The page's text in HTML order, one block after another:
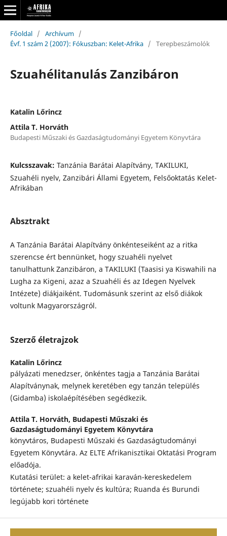
Főoldal / Archívum /
Évf. 1 szám 2 (2007): Fókuszban: Kelet-Afrika / Terepbeszámolók
Szuahélitanulás Zanzibáron
Katalin Lőrincz
Attila T. Horváth
Budapesti Műszaki és Gazdaságtudományi Egyetem Könyvtára
Kulcsszavak: Tanzánia Barátai Alapítvány, TAKILUKI,
Szuahéli nyelv, Zanzibári Állami Egyetem, Felsőoktatás Kelet-
Afrikában
Absztrakt
A Tanzánia Barátai Alapítvány önkénteseiként az a ritka
szerencse ért bennünket, hogy szuahéli nyelvet
tanulhattunk Zanzibáron, a TAKILUKI (Taasisi ya Kiswahili na
Lugha za Kigeni, azaz a Szuahéli és az Idegen Nyelvek
Intézete) diákjaiként. Tudomásunk szerint az első diákok
voltunk Magyarországról.
Szerző életrajzok
Katalin Lőrincz
pályázati menedzser, önkéntes tagja a Tanzánia Barátai
Alapítványnak, melynek keretében egy tanzán település
(Gidamba) iskolaépítésében segédkezik.
Attila T. Horváth, Budapesti Műszaki és
Gazdaságtudományi Egyetem Könyvtára
könyvtáros, Budapesti Műszaki és Gazdaságtudományi
Egyetem Könyvtára. Az ELTE Afrikanisztikai Oktatási Program
előadója.
Kutatási terület: a kelet-afrikai karaván-kereskedelem
története; szuahéli nyelv és kultúra; Ruanda és Burundi
legújabb kori története